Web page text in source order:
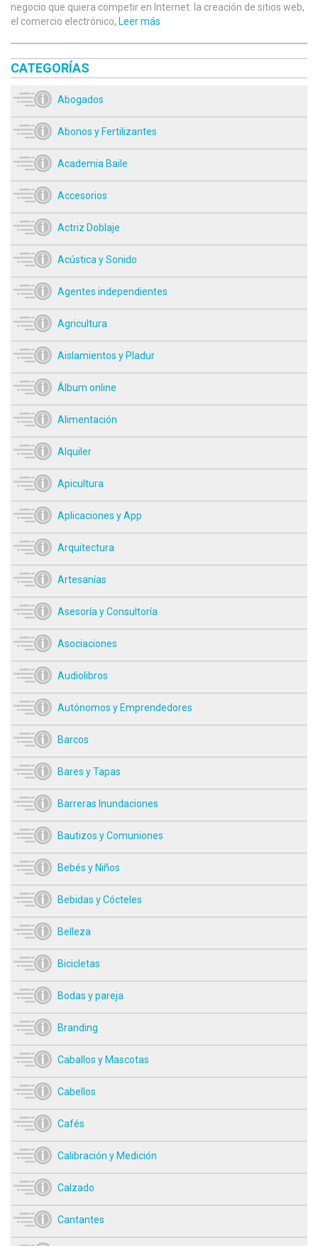
negocio que quiera competir en Internet: la creación de sitios web,
el comercio electrónico, Leer más
CATEGORÍAS
Abogados
Abonos y Fertilizantes
Academia Baile
Accesorios
Actriz Doblaje
Acústica y Sonido
Agentes independientes
Agricultura
Aislamientos y Pladur
Álbum online
Alimentación
Alquiler
Apicultura
Aplicaciones y App
Arquitectura
Artesanías
Asesoría y Consultoría
Asociaciones
Audiolibros
Autónomos y Emprendedores
Barcos
Bares y Tapas
Barreras Inundaciones
Bautizos y Comuniones
Bebés y Niños
Bebidas y Cócteles
Belleza
Bicicletas
Bodas y pareja
Branding
Caballos y Mascotas
Cabellos
Cafés
Calibración y Medición
Calzado
Cantantes